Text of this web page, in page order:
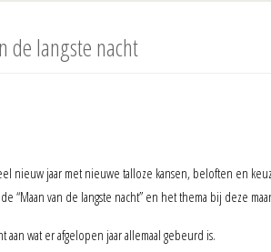
de langste nacht
nieuw jaar met nieuwe talloze kansen, beloften en
“Maan van de langste nacht” en het thema bij deze
aan wat er afgelopen jaar allemaal gebeurd is.